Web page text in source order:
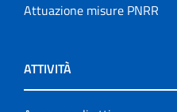
Attuazione misure PNRR
ATTIVITÀ